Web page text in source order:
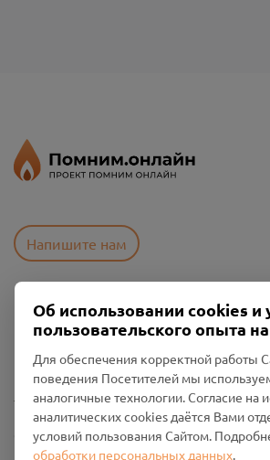
Напишите нам
Пользовательское соглашение
Политика конфиденциальности
Промо-материалы
Настройки cookies
Общество с ограниченной
Проект Помним»
Об использовании cookies и
пользовательского опыта
Для обеспечения корректной работы
поведения Посетителей мы
аналогичные технологии. Согласие на
аналитических cookies даётся Вами
условий пользования Сайтом.
обработки персональных данных.